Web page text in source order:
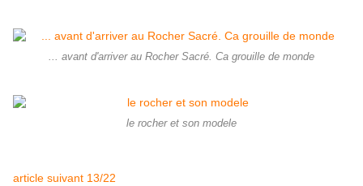
... avant d'arriver au Rocher Sacré. Ca grouille de monde
le rocher et son modele
article suivant 13/22